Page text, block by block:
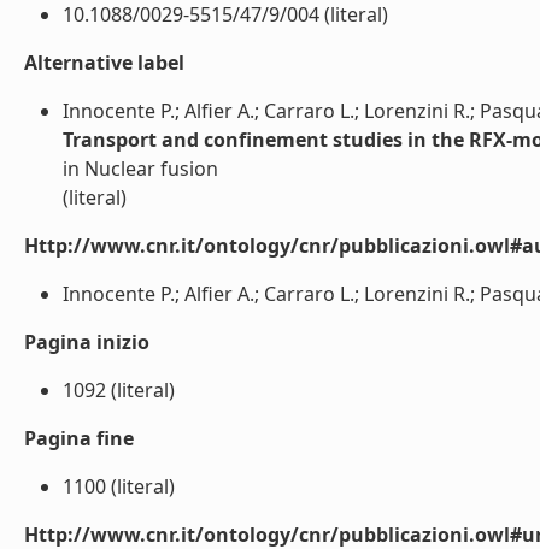
10.1088/0029-5515/47/9/004 (literal)
Alternative label
Innocente P.; Alfier A.; Carraro L.; Lorenzini R.;
Transport and confinement studies in the RFX-
in Nuclear fusion
(literal)
Http://www.cnr.it/ontology/cnr/
Innocente P.; Alfier A.; Carraro L.; Lorenzini R.;
Pagina inizio
1092 (literal)
Pagina fine
1100 (literal)
Http://www.cnr.it/ontology/cnr/